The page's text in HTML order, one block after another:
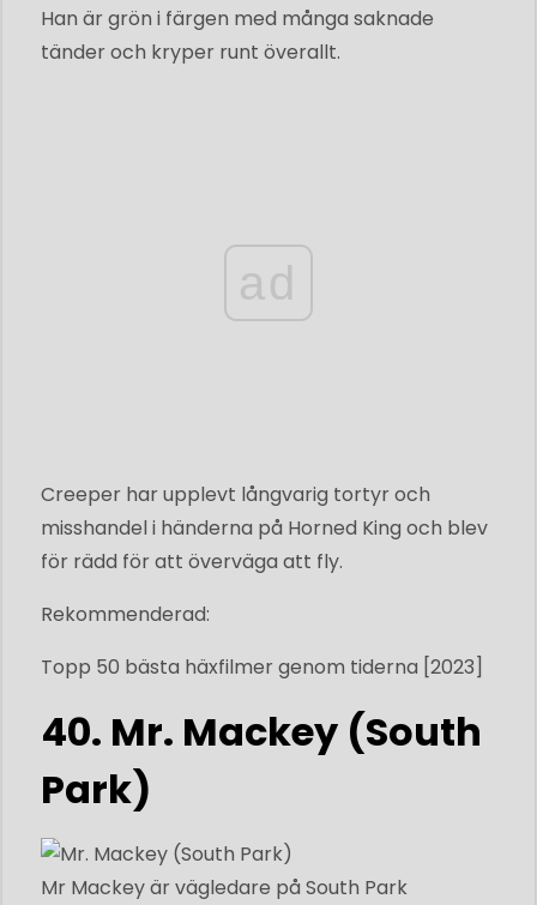
Han är grön i färgen med många saknade
tänder och kryper runt överallt.
ad
Creeper har upplevt långvarig tortyr och
misshandel i händerna på Horned King och blev
för rädd för att överväga att fly.
Rekommenderad:
Topp 50 bästa häxfilmer genom tiderna [2023]
40. Mr. Mackey (South
Park)
Mr Mackey är vägledare på South Park